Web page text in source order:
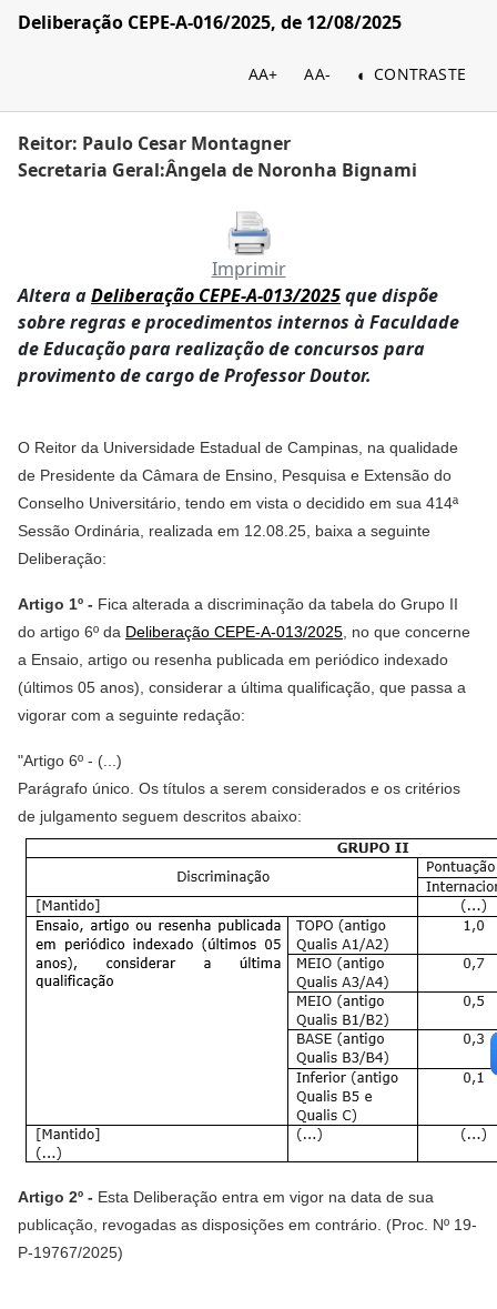
Deliberação CEPE-A-016/2025, de 12/08/2025
AA+ AA- CONTRASTE
Reitor: Paulo Cesar Montagner
Secretaria Geral:Ângela de Noronha Bignami
Imprimir
Altera aDeliberação CEPE-A-013/2025que dispõe
sobre regras e procedimentos internos à Faculdade
de Educação para realização de concursos para
provimento de cargo de Professor Doutor.
O Reitor da Universidade Estadual de Campinas, na qualidade
de Presidente da Câmara de Ensino, Pesquisa e Extensão do
Conselho Universitário, tendo em vista o decidido em sua 414ª
Sessão Ordinária, realizada em 12.08.25, baixa a seguinte
Deliberação:
Artigo 1º - Fica alterada a discriminação da tabela do Grupo II
do artigo 6º da Deliberação CEPE-A-013/2025 , no que concerne
a Ensaio, artigo ou resenha publicada em periódico indexado
(últimos 05 anos), considerar a última qualificação, que passa a
vigorar com a seguinte redação:
"Artigo 6º - (...)
Parágrafo único. Os títulos a serem considerados e os critérios
de julgamento seguem descritos abaixo:
Artigo 2º - Esta Deliberação entra em vigor na data de sua
publicação, revogadas as disposições em contrário. (Proc. Nº 19-
P-19767/2025)